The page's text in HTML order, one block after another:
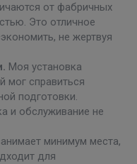
от фабричных
Это отличное
не жертвуя
Моя установка
мог справиться
подготовки.
и обслуживание не
минимум места,
для